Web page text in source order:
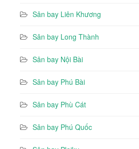
Sân bay Liên Khương
Sân bay Long Thành
Sân bay Nội Bài
Sân bay Phú Bài
Sân bay Phù Cát
Sân bay Phú Quốc